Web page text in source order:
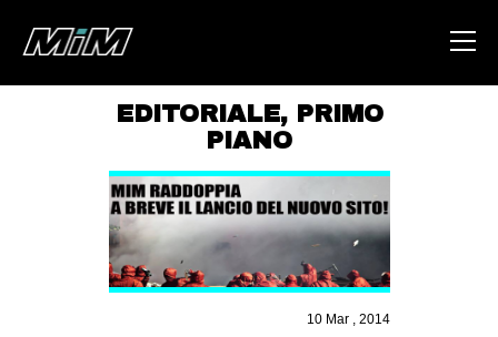
HOME
ABOUT
AREA
DEGENERAZIONE
GAZA FREESTYLE
EDITORIALE, PRIMO
PIANO
10 Mar , 2014